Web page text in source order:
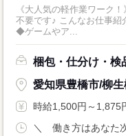
《大人気の軽作業ワーク！》 難しい仕事な一切なし！ 知識や経
不要です♪ こんなお仕事紹介できます◎ ◆ハガキや郵便物の仕分け
◆ゲームやア...
梱包・仕分け・検
愛知県豊橋市/柳生
時給1,500円～1,875
＼ 働き方はあなた